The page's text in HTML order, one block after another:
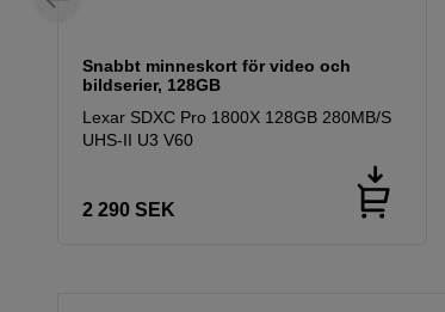
Snabbt minneskort för video och
bildserier, 128GB
Lexar SDXC Pro 1800X 128GB 280MB/S
UHS-II U3 V60
2 290 SEK